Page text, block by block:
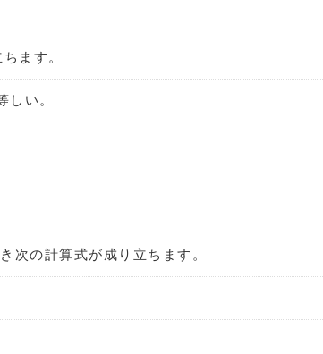
ます。
しい。
次の計算式が成り立ちます。